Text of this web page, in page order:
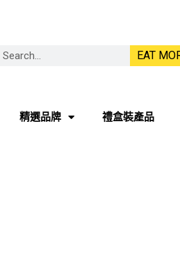
EAT
精選品牌 禮盒裝產品